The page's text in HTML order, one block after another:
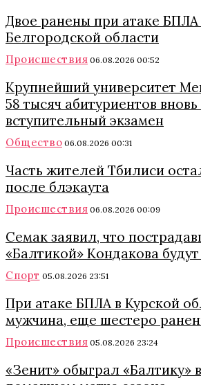
Двое ранены при атаке БПЛА
Белгородской области
Происшествия 06.08.2026 00:52
Крупнейший университет
58 тысяч абитуриентов вновь
вступительный экзамен
Общество 06.08.2026 00:31
Часть жителей Тбилиси
после блэкаута
Происшествия 06.08.2026 00:09
Семак заявил, что
«Балтикой» Кондакова
Спорт 05.08.2026 23:51
При атаке БПЛА в Курской
мужчина, еще шестеро
Происшествия 05.08.2026 23:24
«Зенит» обыграл «Балтику»